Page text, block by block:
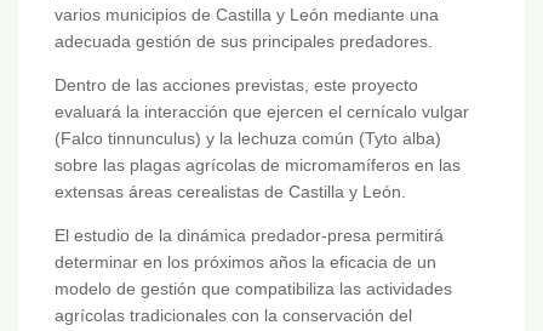
varios municipios de Castilla y León mediante una
adecuada gestión de sus principales predadores.
Dentro de las acciones previstas, este proyecto
evaluará la interacción que ejercen el cernícalo vulgar
(Falco tinnunculus) y la lechuza común (Tyto alba)
sobre las plagas agrícolas de micromamíferos en las
extensas áreas cerealistas de Castilla y León.
El estudio de la dinámica predador-presa permitirá
determinar en los próximos años la eficacia de un
modelo de gestión que compatibiliza las actividades
agrícolas tradicionales con la conservación del